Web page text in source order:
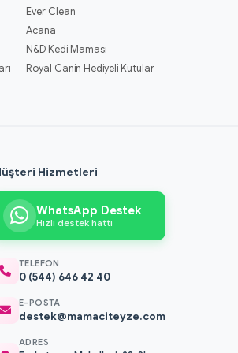
Ever Clean
Acana
N&D Kedi Maması
Royal Canin Hediyeli Kutular
Hizmetleri
WhatsApp Destek
Hızlı destek hattı
TELEFON
0 (544) 646 42 40
E-POSTA
destek@mamaciteyze.com
ADRES